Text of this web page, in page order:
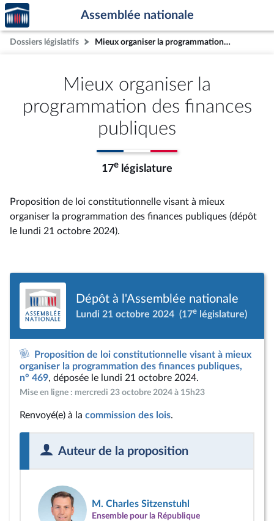
Aller au contenu
Aller en bas de la page
Accèder
à la
page
d'accueil
Assemblée nationale
Dossiers législatifs Mieux organiser la programmation des finances publiques
Mieux organiser la
programmation des finances
publiques
17e législature
Proposition de loi constitutionnelle visant à mieux
organiser la programmation des finances publiques (dépôt
le lundi 21 octobre 2024).
Dépôt à l'Assemblée nationale
Lundi 21 octobre 2024 (17e législature)
Proposition de loi constitutionnelle visant à mieux
organiser la programmation des finances publiques,
n° 469, déposée le lundi 21 octobre 2024.
Mise en ligne : mercredi 23 octobre 2024 à 15h23
Renvoyé(e) à la commission des lois.
Auteur de la proposition
M. Charles Sitzenstuhl
Ensemble pour la République